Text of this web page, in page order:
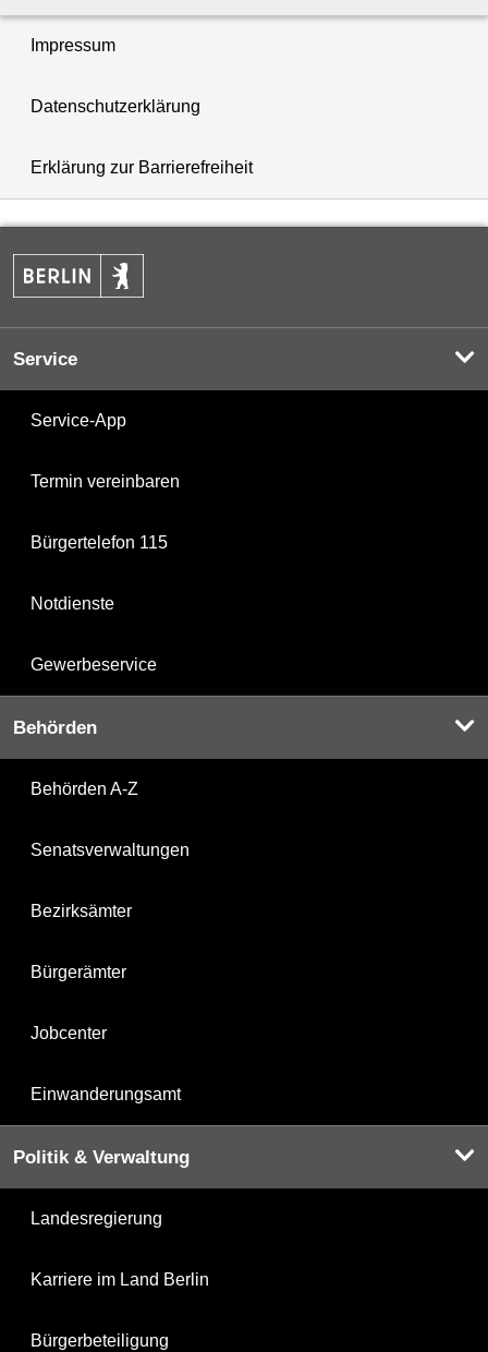
Impressum
Datenschutzerklärung
Erklärung zur Barrierefreiheit
Service
Service-App
Termin vereinbaren
Bürgertelefon 115
Notdienste
Gewerbeservice
Behörden
Behörden A-Z
Senatsverwaltungen
Bezirksämter
Bürgerämter
Jobcenter
Einwanderungsamt
Politik & Verwaltung
Landesregierung
Karriere im Land Berlin
Bürgerbeteiligung